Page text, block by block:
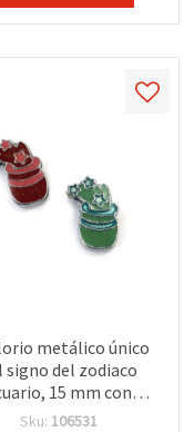
metálico único
signo del zodiaco
15 mm con
de 8 mm – ideal
Sku: 106531